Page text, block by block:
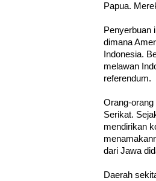
Papua.
Penyerbuan
dimana
Indonesia.
melawan
referendum.
Orang-
Serikat.
mendirikan
dari Jawa
Daerah